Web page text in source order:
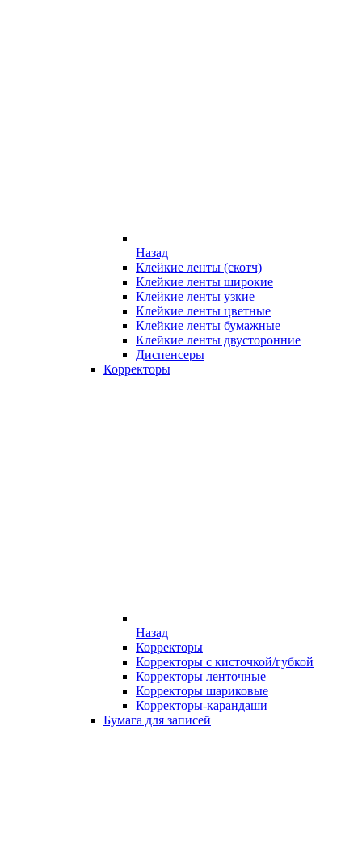
Назад
Клейкие ленты (скотч)
Клейкие ленты широкие
Клейкие ленты узкие
Клейкие ленты цветные
Клейкие ленты бумажные
Клейкие ленты двусторонние
Диспенсеры
Корректоры
Назад
Корректоры
Корректоры с кисточкой/губкой
Корректоры ленточные
Корректоры шариковые
Корректоры-карандаши
Бумага для записей